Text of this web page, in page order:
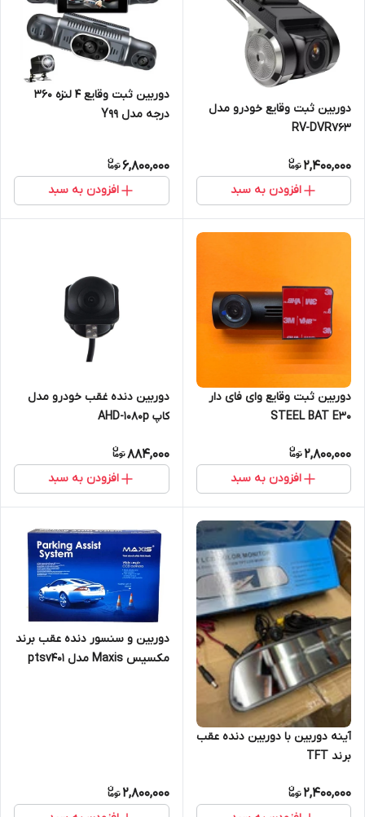
دوربین ثبت وقایع خودرو مدل
RV-DVR763
2,400,000
افزودن به سبد
دوربین ثبت وقایع 4 لنزه 360
درجه مدل Y99
6,800,000
افزودن به سبد
دوربین ثبت وقایع وای فای دار
STEEL BAT E30
2,800,000
افزودن به سبد
دوربین دنده غقب خودرو مدل
کاپ AHD-1080p
884,000
افزودن به سبد
آینه دوربین با دوربین دنده عقب
برند TFT
2,400,000
دوربین و سنسور دنده عقب برند
مکسیس Maxis مدل ptsv401
2,800,000